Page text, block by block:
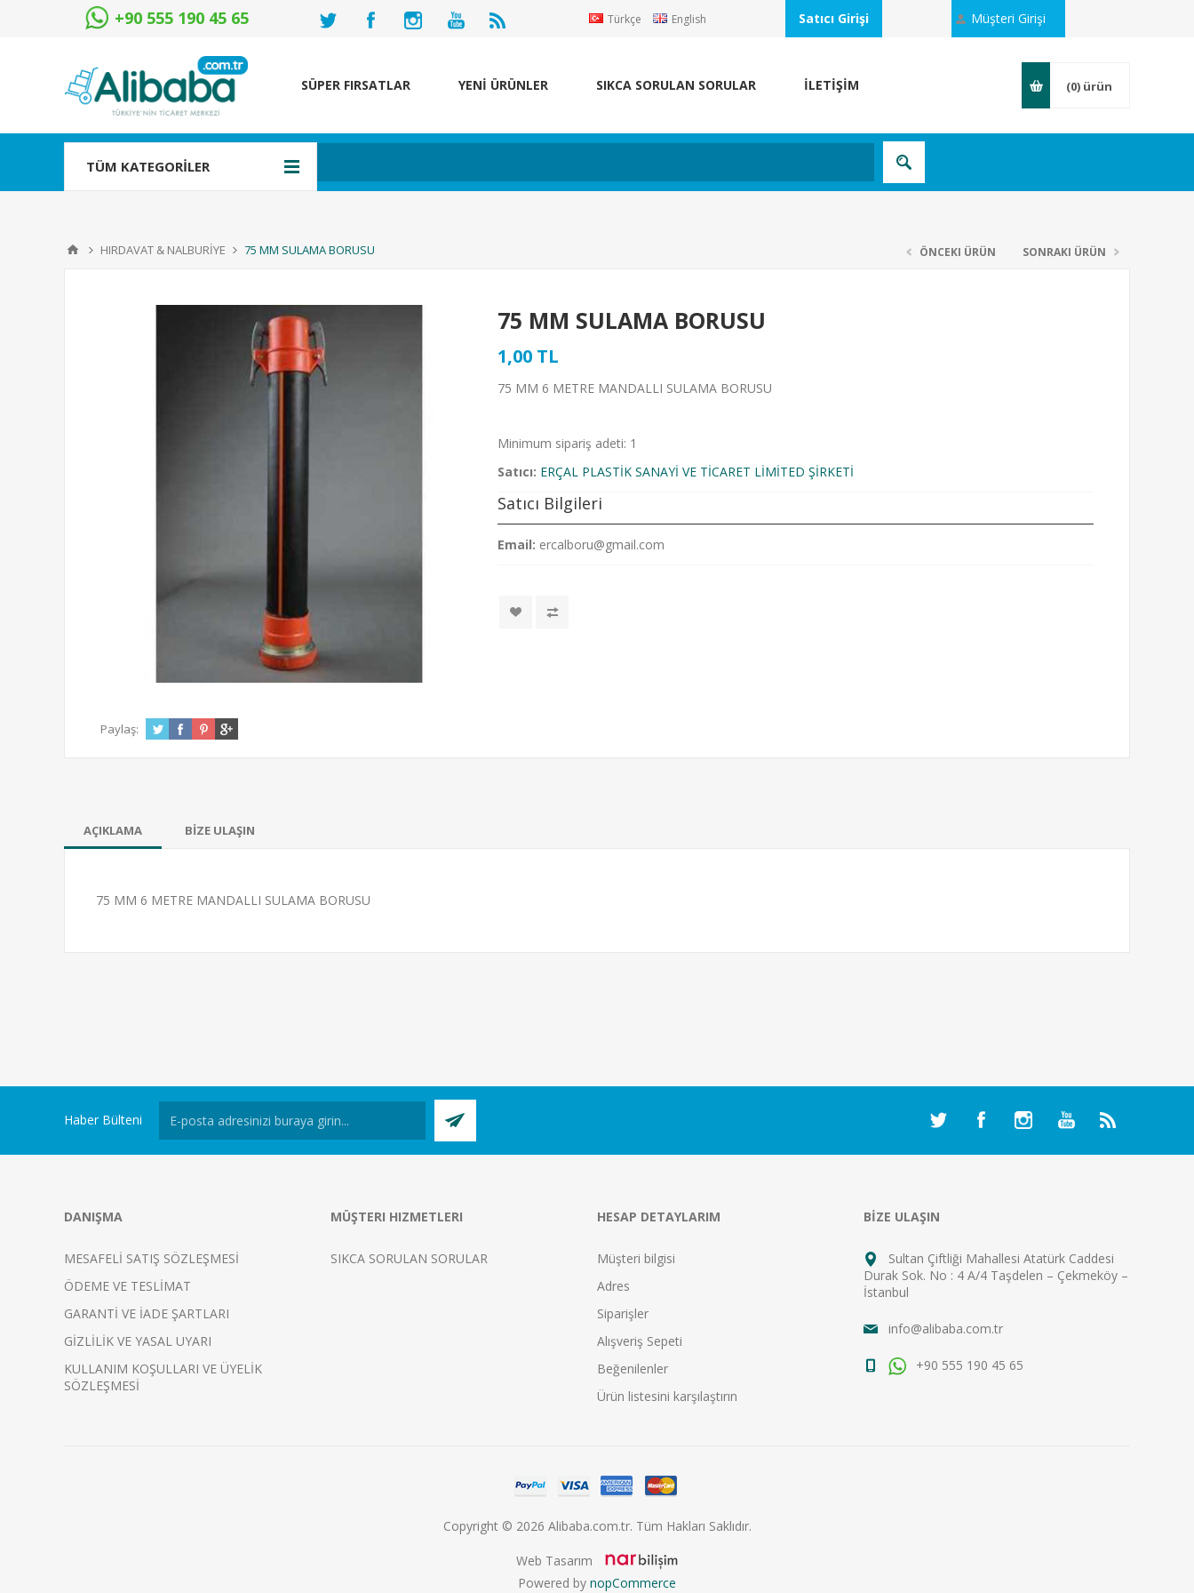
+90 555 190 45 65 Türkçe English Satıcı Girişi Müşteri Girişi
SÜPER FIRSATLAR YENİ ÜRÜNLER SIKCA SORULAN SORULAR İLETİŞİM (0) ürün
TÜM KATEGORİLER
HIRDAVAT & NALBURİYE 75 MM SULAMA BORUSU ÖNCEKI ÜRÜN SONRAKI ÜRÜN
75 MM SULAMA BORUSU
1,00 TL
75 MM 6 METRE MANDALLI SULAMA BORUSU
Minimum sipariş adeti: 1
Satıcı: ERÇAL PLASTİK SANAYİ VE TİCARET LİMİTED ŞİRKETİ
Satıcı Bilgileri
Email: ercalboru@gmail.com
Paylaş:
AÇIKLAMA BİZE ULAŞIN
75 MM 6 METRE MANDALLI SULAMA BORUSU
Haber Bülteni
DANIŞMA
MESAFELİ SATIŞ SÖZLEŞMESİ
ÖDEME VE TESLİMAT
GARANTİ VE İADE ŞARTLARI
GİZLİLİK VE YASAL UYARI
KULLANIM KOŞULLARI VE ÜYELİK
SÖZLEŞMESİ
MÜŞTERI HIZMETLERI
SIKCA SORULAN SORULAR
HESAP DETAYLARIM
Müşteri bilgisi
Adres
Siparişler
Alışveriş Sepeti
Beğenilenler
Ürün listesini karşılaştırın
BİZE ULAŞIN
Sultan Çiftliği Mahallesi Atatürk Caddesi
Durak Sok. No : 4 A/4 Taşdelen – Çekmeköy –
İstanbul
info@alibaba.com.tr
+90 555 190 45 65
Copyright © 2026 Alibaba.com.tr. Tüm Hakları Saklıdır.
Web Tasarım
Powered by nopCommerce